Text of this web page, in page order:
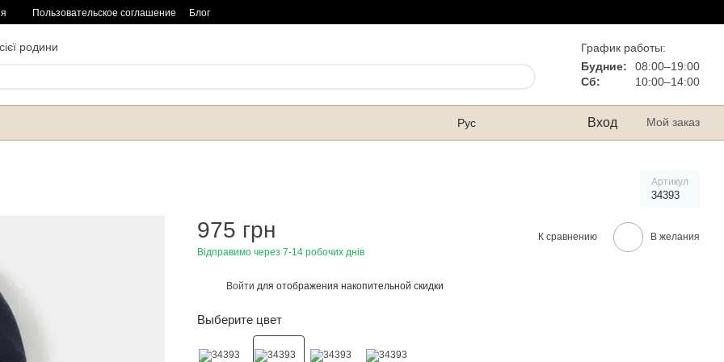
Пользовательское соглашение Блог
родини
График работы:
Будние:
08:00–19:00
Сб:
10:00–14:00
Рус Вход Мой заказ
Артикул
34393
975 грн
Відправимо через 7-14 робочих днів
К сравнению В желания
Войти для отображения накопительной скидки
Выберите цвет